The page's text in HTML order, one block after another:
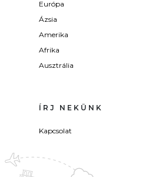
Európa
Ázsia
Amerika
Afrika
Ausztrália
ÍRJ NEKÜNK
Kapcsolat